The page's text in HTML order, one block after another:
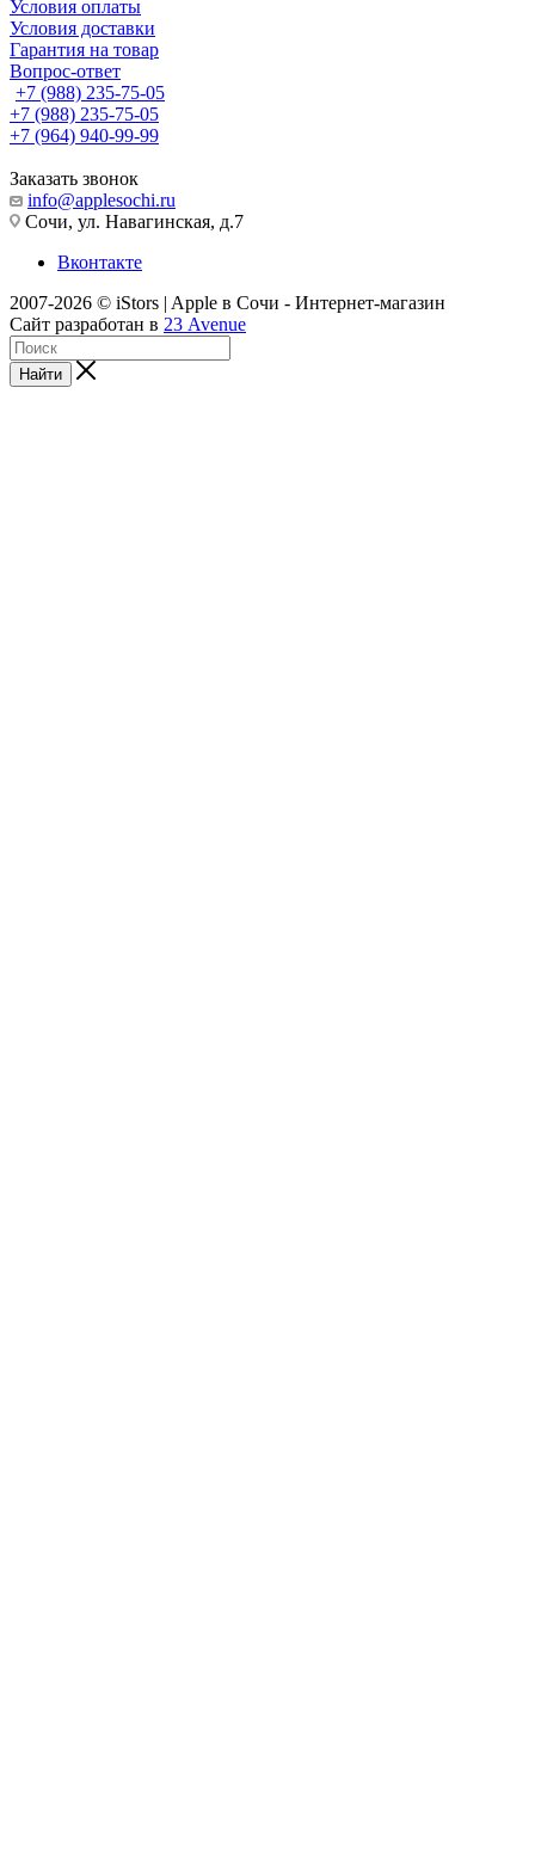
Условия оплаты
Условия доставки
Гарантия на товар
Вопрос-ответ
+7 (988) 235-75-05
+7 (988) 235-75-05
+7 (964) 940-99-99
Заказать звонок
info@applesochi.ru
Сочи, ул. Навагинская, д.7
Вконтакте
2007-2026 © iStors | Apple в Сочи - Интернет-магазин
Сайт разработан в 23 Avenue
Найти